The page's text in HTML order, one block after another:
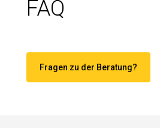
FAQ
Fragen zu der Beratung?